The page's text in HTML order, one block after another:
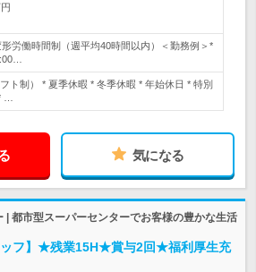
労働時間制（週平均40時間以内）＜勤務例＞*
ト制） * 夏季休暇 * 冬季休暇 * 年始休日 * 特別
…
気になる
| 都市型スーパーセンターでお客様の豊かな生活
ッフ】★残業15H★賞与2回★福利厚生充